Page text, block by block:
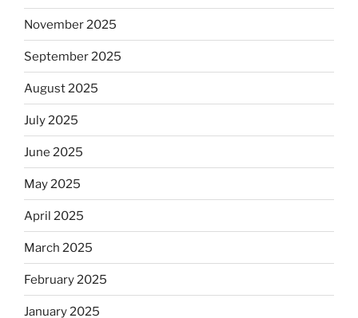
November 2025
September 2025
August 2025
July 2025
June 2025
May 2025
April 2025
March 2025
February 2025
January 2025